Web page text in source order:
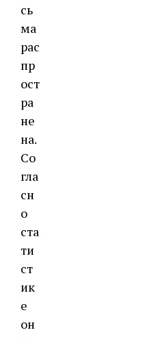
сь
ма
рас
пр
ост
ра
не
на.
Со
гла
сн
о
ста
ти
ст
ик
е
он